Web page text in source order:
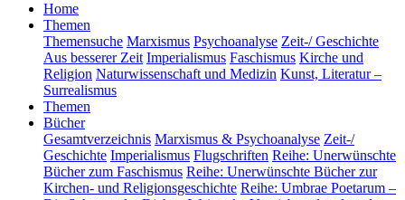
Home
Themen
Themensuche Marxismus Psychoanalyse Zeit-/ Geschichte
Aus besserer Zeit Imperialismus Faschismus Kirche und
Religion Naturwissenschaft und Medizin Kunst, Literatur –
Surrealismus
Themen
Bücher
Gesamtverzeichnis Marxismus & Psychoanalyse Zeit-/
Geschichte Imperialismus Flugschriften Reihe: Unerwünschte
Bücher zum Faschismus Reihe: Unerwünschte Bücher zur
Kirchen- und Religionsgeschichte Reihe: Umbrae Poetarum –